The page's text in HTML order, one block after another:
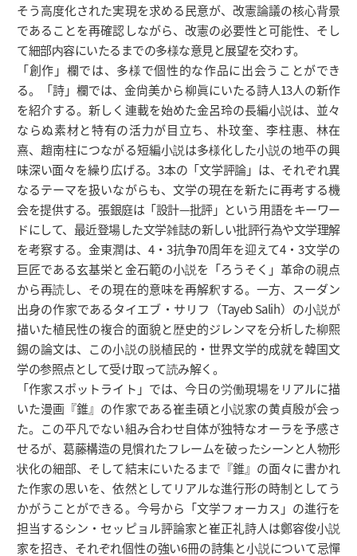
そう高度化された実現を求める民意が、改憲論議の核心背景
であることを再確認しながら、改憲の必要性と可能性、そし
て細部内容にいたるまでの多様な意見と展望を交わす。
「創作」欄では、多様で個性的な作品に出会うことができ
る。「詩」欄では、金尙美から柳眞にいたる詩人13人の新作
を紹介する。新しく連載を始めた金呂玲の長編小説は、並々
ならぬ素材と特有の活力が目立ち、朴玟奎、李柱惠、林在
熹、趙南柱につながる短編小説は多様化した小説の地平の興
味深い面々を繰り広げる。3本の「文学評論」は、それぞれ異
なるテーマを扱いながらも、文学の現在を新たに再考する機
会を提供する。張銀庭は「設計—批評」という用語をキーワー
ドにして、最近登場した文学雑誌の新しい批評行為や文学理解
を考察する。金東潤は、4・3抗争70周年を迎えて4・3文学の
巨匠である玄基栄と金石範の小説を「ろうそく」革命の視点
から再読し、その現在的意味を再解釈する。一方、スーダン
出身の作家であるタイエブ・サリフ（Tayeb Salih）の小説が
描いた植民性の複合的面貌と歴史的ジレンマを分析した柳熙
錫の論文は、この小説の脱植民的・世界文学的成就を韓国文
学の参照点として受け取って読み解く。
「作家スポットライト」では、今日の労働現場をリアルに描
いた漫画『錐』の作家である崔圭碩と小説家の黄貞殷が会っ
た。この平凡でない組み合わせ自体が独特なオーラを予感さ
せるが、葛藤構造の見慣れたフレームを破ったシーンと人物形
状化の細部、そして結末にいたるまで『錐』の面々に書かれ
た作家の思いを、依然としてリアルな進行形の時制としてう
かがうことができる。今号から「文学フォーカス」の進行を
担当するシン・セッピョル評論家と崔正礼詩人は鄭容俊小説
家を招き、それぞれ個性の強い6冊の詩集と小説について忌憚